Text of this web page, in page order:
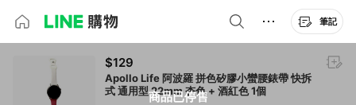
筆記
商品已停售
$129
Apollo Life 阿波羅 拼色矽膠小蠻腰錶帶 快拆
式 通用型 22mm 杏色 + 酒紅色 1個